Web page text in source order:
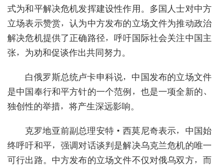
式为和平解决危机发挥建设性作用。多国人士对中方
立场表示赞赏，认为中方发布的立场文件为推动政治
解决危机提供了正确路径，呼吁国际社会关注中国主
张，为劝和促谈作出共同努力。
白俄罗斯总统卢卡申科说，中国发布的立场文件
是中国奉行和平方针的一个范例，也是一项全新的、
独创性的举措，将产生深远影响。
克罗地亚前副总理安特·西莫尼奇表示，中国始
终呼吁和平，强调对话谈判是解决乌克兰危机的唯一
可行出路。中方发布的立场文件不仅对俄乌双方，而